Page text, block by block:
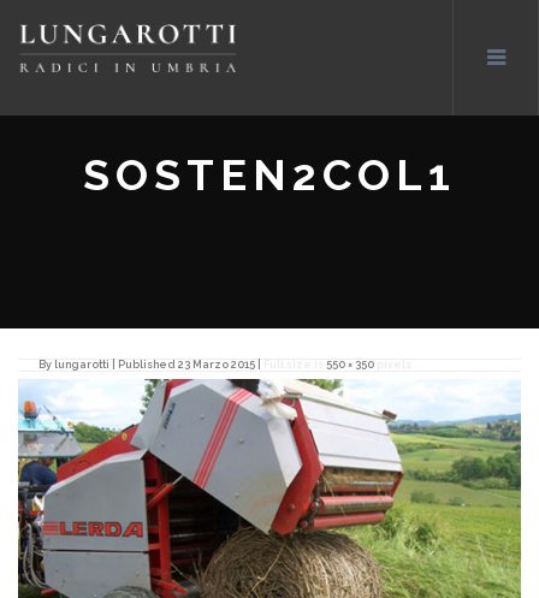
SOSTEN2COL1
By lungarotti Published 23 Marzo 2015 550 × 350